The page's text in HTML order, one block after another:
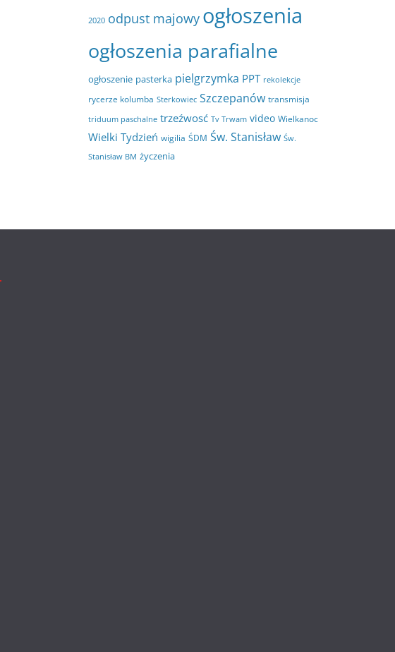
2020 odpust majowy ogłoszenia
ogłoszenia parafialne
ogłoszenie pasterka pielgrzymka PPT rekolekcje
rycerze kolumba Sterkowiec Szczepanów transmisja
triduum paschalne trzeźwosć Tv Trwam video Wielkanoc
Wielki Tydzień wigilia ŚDM Św. Stanisław Św.
Stanisław BM życzenia